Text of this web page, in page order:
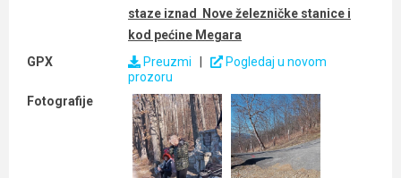
staze iznad Nove železničke stanice i
kod pećine Megara
GPX
Preuzmi
Pogledaj u novom
prozoru
Fotografije